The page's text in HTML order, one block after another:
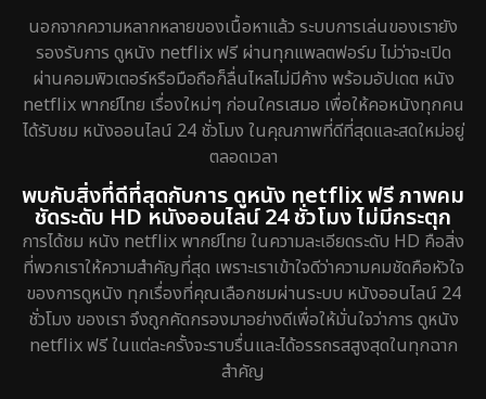
นอกจากความหลากหลายของเนื้อหาแล้ว ระบบการเล่นของเรายัง
รองรับการ ดูหนัง netflix ฟรี ผ่านทุกแพลตฟอร์ม ไม่ว่าจะเปิด
ผ่านคอมพิวเตอร์หรือมือถือก็ลื่นไหลไม่มีค้าง พร้อมอัปเดต หนัง
netflix พากย์ไทย เรื่องใหม่ๆ ก่อนใครเสมอ เพื่อให้คอหนังทุกคน
ได้รับชม หนังออนไลน์ 24 ชั่วโมง ในคุณภาพที่ดีที่สุดและสดใหม่อยู่
ตลอดเวลา
พบกับสิ่งที่ดีที่สุดกับการ ดูหนัง netflix ฟรี ภาพคม
ชัดระดับ HD หนังออนไลน์ 24 ชั่วโมง ไม่มีกระตุก
การได้ชม หนัง netflix พากย์ไทย ในความละเอียดระดับ HD คือสิ่ง
ที่พวกเราให้ความสำคัญที่สุด เพราะเราเข้าใจดีว่าความคมชัดคือหัวใจ
ของการดูหนัง ทุกเรื่องที่คุณเลือกชมผ่านระบบ หนังออนไลน์ 24
ชั่วโมง ของเรา จึงถูกคัดกรองมาอย่างดีเพื่อให้มั่นใจว่าการ ดูหนัง
netflix ฟรี ในแต่ละครั้งจะราบรื่นและได้อรรถรสสูงสุดในทุกฉาก
สำคัญ